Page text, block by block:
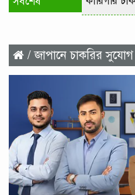
/ জাপানে চাকরির